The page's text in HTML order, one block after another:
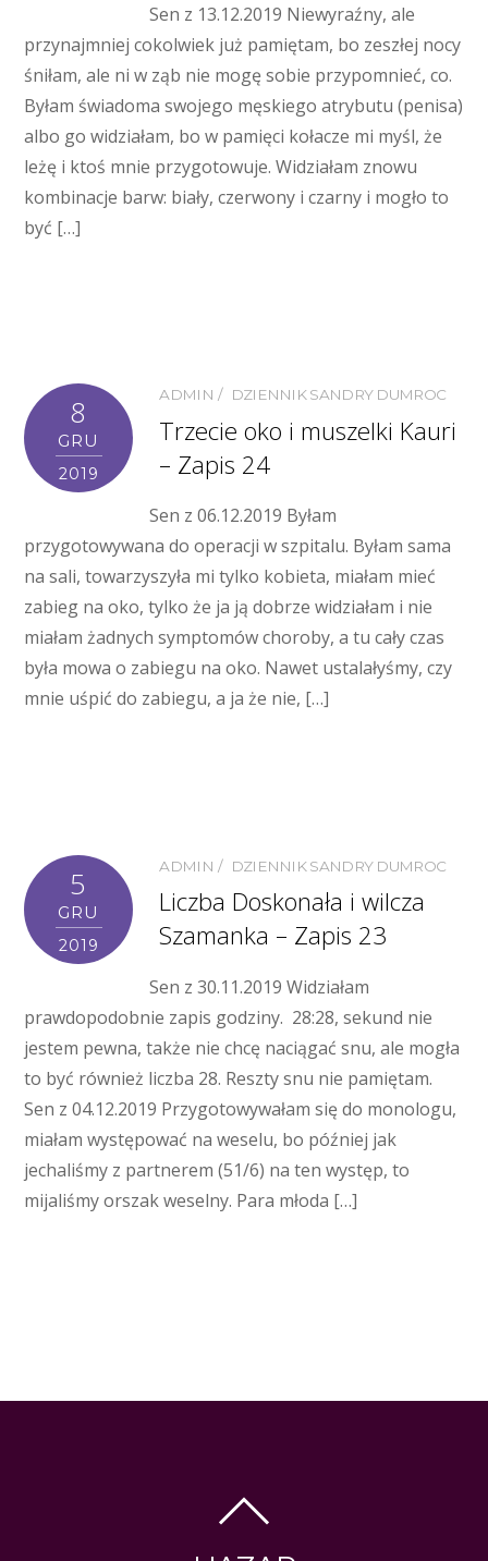
Sen z 13.12.2019 Niewyraźny, ale
przynajmniej cokolwiek już pamiętam, bo zeszłej nocy
śniłam, ale ni w ząb nie mogę sobie przypomnieć, co.
Byłam świadoma swojego męskiego atrybutu (penisa)
albo go widziałam, bo w pamięci kołacze mi myśl, że
leżę i ktoś mnie przygotowuje. Widziałam znowu
kombinacje barw: biały, czerwony i czarny i mogło to
być […]
8
GRU
2019
ADMIN DZIENNIK SANDRY DUMROC
Trzecie oko i muszelki Kauri
– Zapis 24
Sen z 06.12.2019 Byłam
przygotowywana do operacji w szpitalu. Byłam sama
na sali, towarzyszyła mi tylko kobieta, miałam mieć
zabieg na oko, tylko że ja ją dobrze widziałam i nie
miałam żadnych symptomów choroby, a tu cały czas
była mowa o zabiegu na oko. Nawet ustalałyśmy, czy
mnie uśpić do zabiegu, a ja że nie, […]
5
GRU
2019
ADMIN DZIENNIK SANDRY DUMROC
Liczba Doskonała i wilcza
Szamanka – Zapis 23
Sen z 30.11.2019 Widziałam
prawdopodobnie zapis godziny. 28:28, sekund nie
jestem pewna, także nie chcę naciągać snu, ale mogła
to być również liczba 28. Reszty snu nie pamiętam.
Sen z 04.12.2019 Przygotowywałam się do monologu,
miałam występować na weselu, bo później jak
jechaliśmy z partnerem (51/6) na ten występ, to
mijaliśmy orszak weselny. Para młoda […]